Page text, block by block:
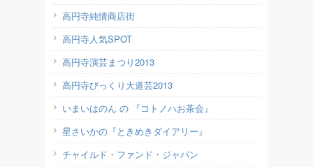
高円寺純情商店街
高円寺人気SPOT
高円寺演芸まつり2013
高円寺びっくり大道芸2013
いまいはのん の 『コトノハお茶会』
星さいかの『ときめきダイアリー』
チャイルド・ファンド・ジャパン